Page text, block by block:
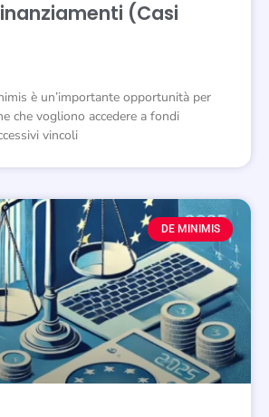
(Casi
è un’importante opportunità per
che vogliono accedere a fondi
vincoli
DE MINIMIS